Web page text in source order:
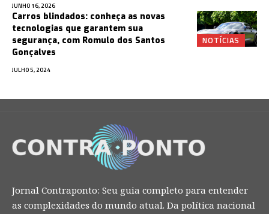
JUNHO 16, 2026
NOTÍCIAS
Carros blindados: conheça as novas
tecnologias que garantem sua
segurança, com Romulo dos Santos
Gonçalves
JULHO 5, 2024
Jornal Contraponto: Seu guia completo para entender
as complexidades do mundo atual. Da política nacional